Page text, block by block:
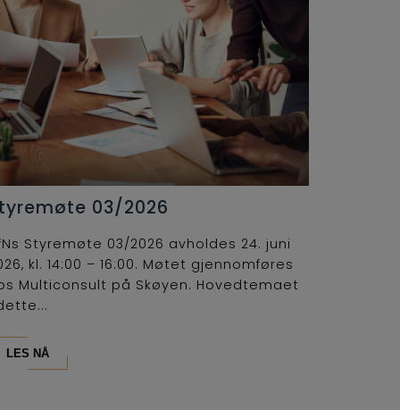
03/2026
Styremøte 03/2026 avholdes 24. juni
kl. 14:00 – 16:00. Møtet gjennomføres
Multiconsult på Skøyen. Hovedtemaet
LES NÅ